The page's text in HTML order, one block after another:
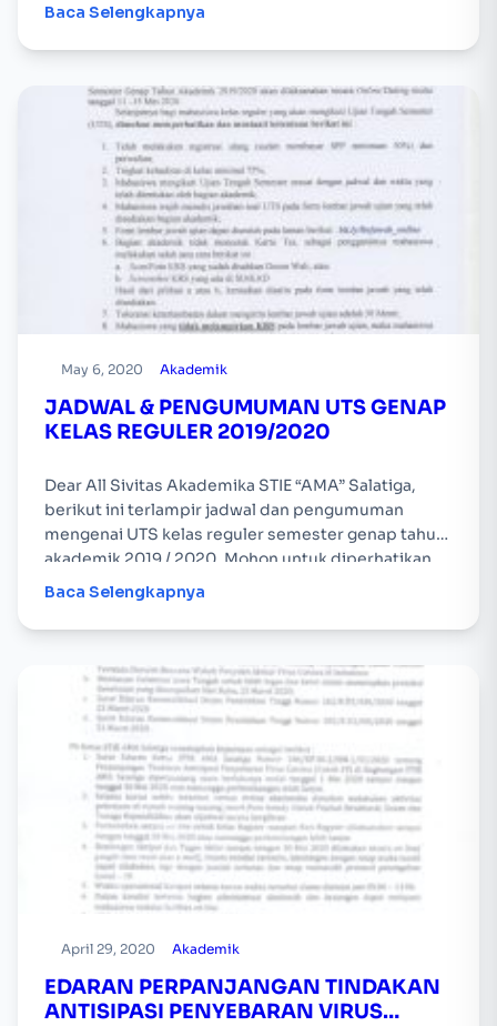
Baca Selengkapnya
May 6, 2020 Akademik
JADWAL & PENGUMUMAN UTS GENAP
KELAS REGULER 2019/2020
Dear All Sivitas Akademika STIE “AMA” Salatiga,
berikut ini terlampir jadwal dan pengumuman
mengenai UTS kelas reguler semester genap tahun
akademik 2019 / 2020. Mohon untuk diperhatikan.
Baca Selengkapnya
April 29, 2020 Akademik
EDARAN PERPANJANGAN TINDAKAN
ANTISIPASI PENYEBARAN VIRUS